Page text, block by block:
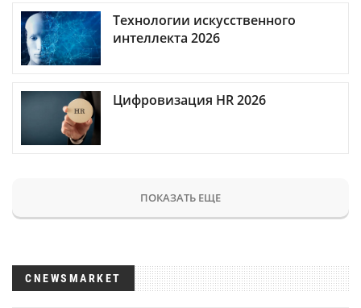
Технологии искусственного
интеллекта 2026
Цифровизация HR 2026
ПОКАЗАТЬ ЕЩЕ
CNEWSMARKET